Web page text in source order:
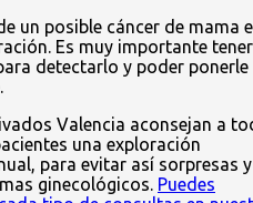
un posible cáncer de mama
Es muy importante tener
detectarlo y poder ponerle
Valencia aconsejan a
una exploración
para evitar así sorpresas y
ginecológicos. Puedes